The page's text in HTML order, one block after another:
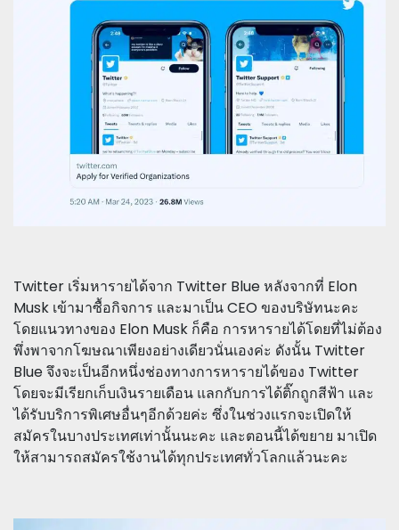
Twitter เริ่มหารายได้จาก Twitter Blue หลังจากที่ Elon
Musk เข้ามาซื้อกิจการ และมาเป็น CEO ของบริษัทนะคะ
โดยแนวทางของ Elon Musk ก็คือ การหารายได้โดยที่ไม่ต้อง
พึ่งพาจากโฆษณาเพียงอย่างเดียวนั่นเองค่ะ ดังนั้น Twitter
Blue จึงจะเป็นอีกหนึ่งช่องทางการหารายได้ของ Twitter
โดยจะมีเรียกเก็บเงินรายเดือน แลกกับการได้ติ๊กถูกสีฟ้า และ
ได้รับบริการพิเศษอื่นๆอีกด้วยค่ะ ซึ่งในช่วงแรกจะเปิดให้
สมัครในบางประเทศเท่านั้นนะคะ และตอนนี้ได้ขยาย มาเปิด
ให้สามารถสมัครใช้งานได้ทุกประเทศทั่วโลกแล้วนะคะ